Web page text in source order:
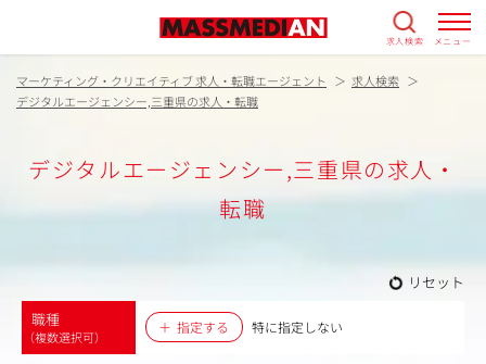
求人検索 メニュー
マーケティング・クリエイティブ 求人・転職エージェント
求人検索
デジタルエージェンシー,三重県の求人・転職
デジタルエージェンシー,三重県の求人・
転職
リセット
職種
（複数選択可）
指定する 特に指定しない